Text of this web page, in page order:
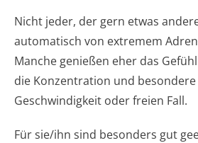
Nicht jeder, der gern etwas
automatisch von extremem
Manche genießen eher das
die Konzentration und
Geschwindigkeit oder freien Fall.
Für sie/ihn sind besonders gut